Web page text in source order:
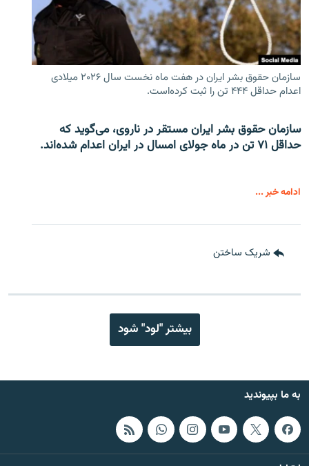
سازمان حقوق بشر ایران در هفت ماه نخست سال ۲۰۲۶ میلادی
اعدام حداقل ۴۴۴ تن را ثبت کرده‌است.
سازمان حقوق بشر ایران مستقر در ناروی، می‌گوید که
حداقل ۷۱ تن در ماه جولای امسال در ایران اعدام شده‌اند.
ادامه خبر ...
شریک ساختن
بیشتر "لود" شود
به ما بپیوندید